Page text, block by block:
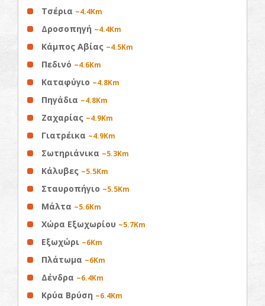
Τσέρια ~4.4Km
Δροσοπηγή ~4.4Km
Κάμπος Αβίας ~4.5Km
Πεδινό ~4.6Km
Καταφύγιο ~4.8Km
Πηγάδια ~4.8Km
Ζαχαρίας ~4.9Km
Γιατρέικα ~4.9Km
Σωτηριάνικα ~5.3Km
Κάλυβες ~5.5Km
Σταυροπήγιο ~5.5Km
Μάλτα ~5.6Km
Χώρα Εξωχωρίου ~5.7Km
Εξωχώρι ~6Km
Πλάτωμα ~6Km
Δένδρα ~6.4Km
Κρύα Βρύση ~6.4Km